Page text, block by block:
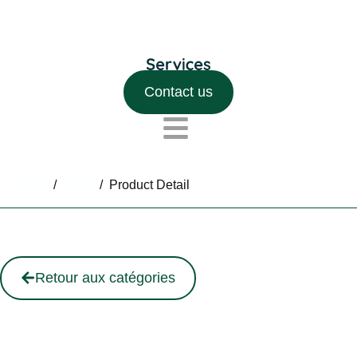
Contact us
/ / Product Detail
Retour aux catégories